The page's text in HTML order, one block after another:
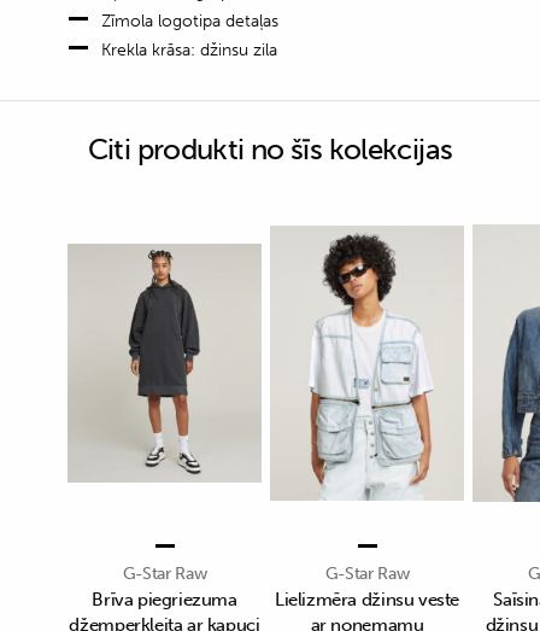
Zīmola logotipa detaļas
Krekla krāsa: džinsu zila
Citi produkti no šīs kolekcijas
G-Star Raw
Brīva piegriezuma
džemperkleita ar kapuci
G-Star Raw
Lielizmēra džinsu veste
ar noņemamu